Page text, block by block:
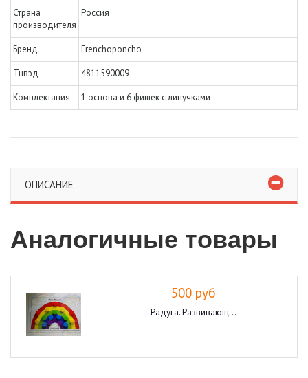
Страна
производителя
Россия
Бренд Frenchoponcho
Тнвэд 4811590009
Комплектация 1 основа и 6 фишек с липучками
ОПИСАНИЕ
Аналогичные товары
500 руб
Радуга. Развивающ...